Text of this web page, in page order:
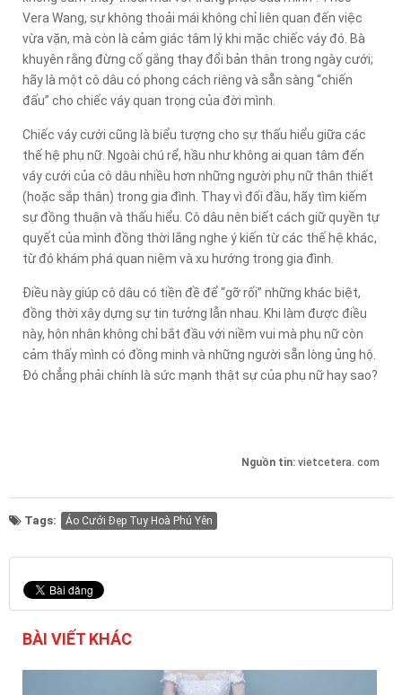
Vera Wang, sự không thoải mái không chỉ liên quan đến việc
vừa vặn, mà còn là cảm giác tâm lý khi mặc chiếc váy đó. Bà
khuyên rằng đừng cố gắng thay đổi bản thân trong ngày cưới;
hãy là một cô dâu có phong cách riêng và sẵn sàng “chiến
đấu” cho chiếc váy quan trọng của đời mình.
Chiếc váy cưới cũng là biểu tượng cho sự thấu hiểu giữa các
thế hệ phụ nữ. Ngoài chú rể, hầu như không ai quan tâm đến
váy cưới của cô dâu nhiều hơn những người phụ nữ thân thiết
(hoặc sắp thân) trong gia đình. Thay vì đối đầu, hãy tìm kiếm
sự đồng thuận và thấu hiểu. Cô dâu nên biết cách giữ quyền tự
quyết của mình đồng thời lắng nghe ý kiến từ các thế hệ khác,
từ đó khám phá quan niệm và xu hướng trong gia đình.
Điều này giúp cô dâu có tiền đề để “gỡ rối” những khác biệt,
đồng thời xây dựng sự tin tưởng lẫn nhau. Khi làm được điều
này, hôn nhân không chỉ bắt đầu với niềm vui mà phụ nữ còn
cảm thấy mình có đồng minh và những người sẵn lòng ủng hộ.
Đó chẳng phải chính là sức mạnh thật sự của phụ nữ hay sao?
Nguồn tin: vietcetera. com
Tags: Áo Cưới Đẹp Tuy Hoà Phú Yên
BÀI VIẾT KHÁC